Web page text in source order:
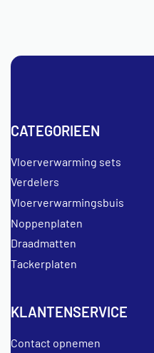
CATEGORIEEN
Vloerverwarming sets
Verdelers
Vloerverwarmingsbuis
Noppenplaten
Draadmatten
Tackerplaten
KLANTENSERVICE
Contact opnemen